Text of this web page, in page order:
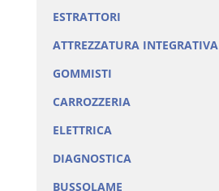
ESTRATTORI
ATTREZZATURA INTEGRATIVA
GOMMISTI
CARROZZERIA
ELETTRICA
DIAGNOSTICA
BUSSOLAME